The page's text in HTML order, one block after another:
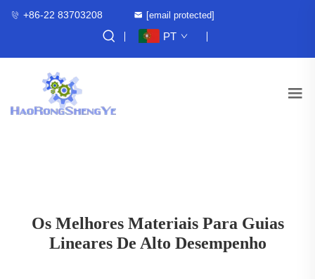
+86-22 83703208 [email protected]
PT
Os Melhores Materiais Para Guias
Lineares De Alto Desempenho